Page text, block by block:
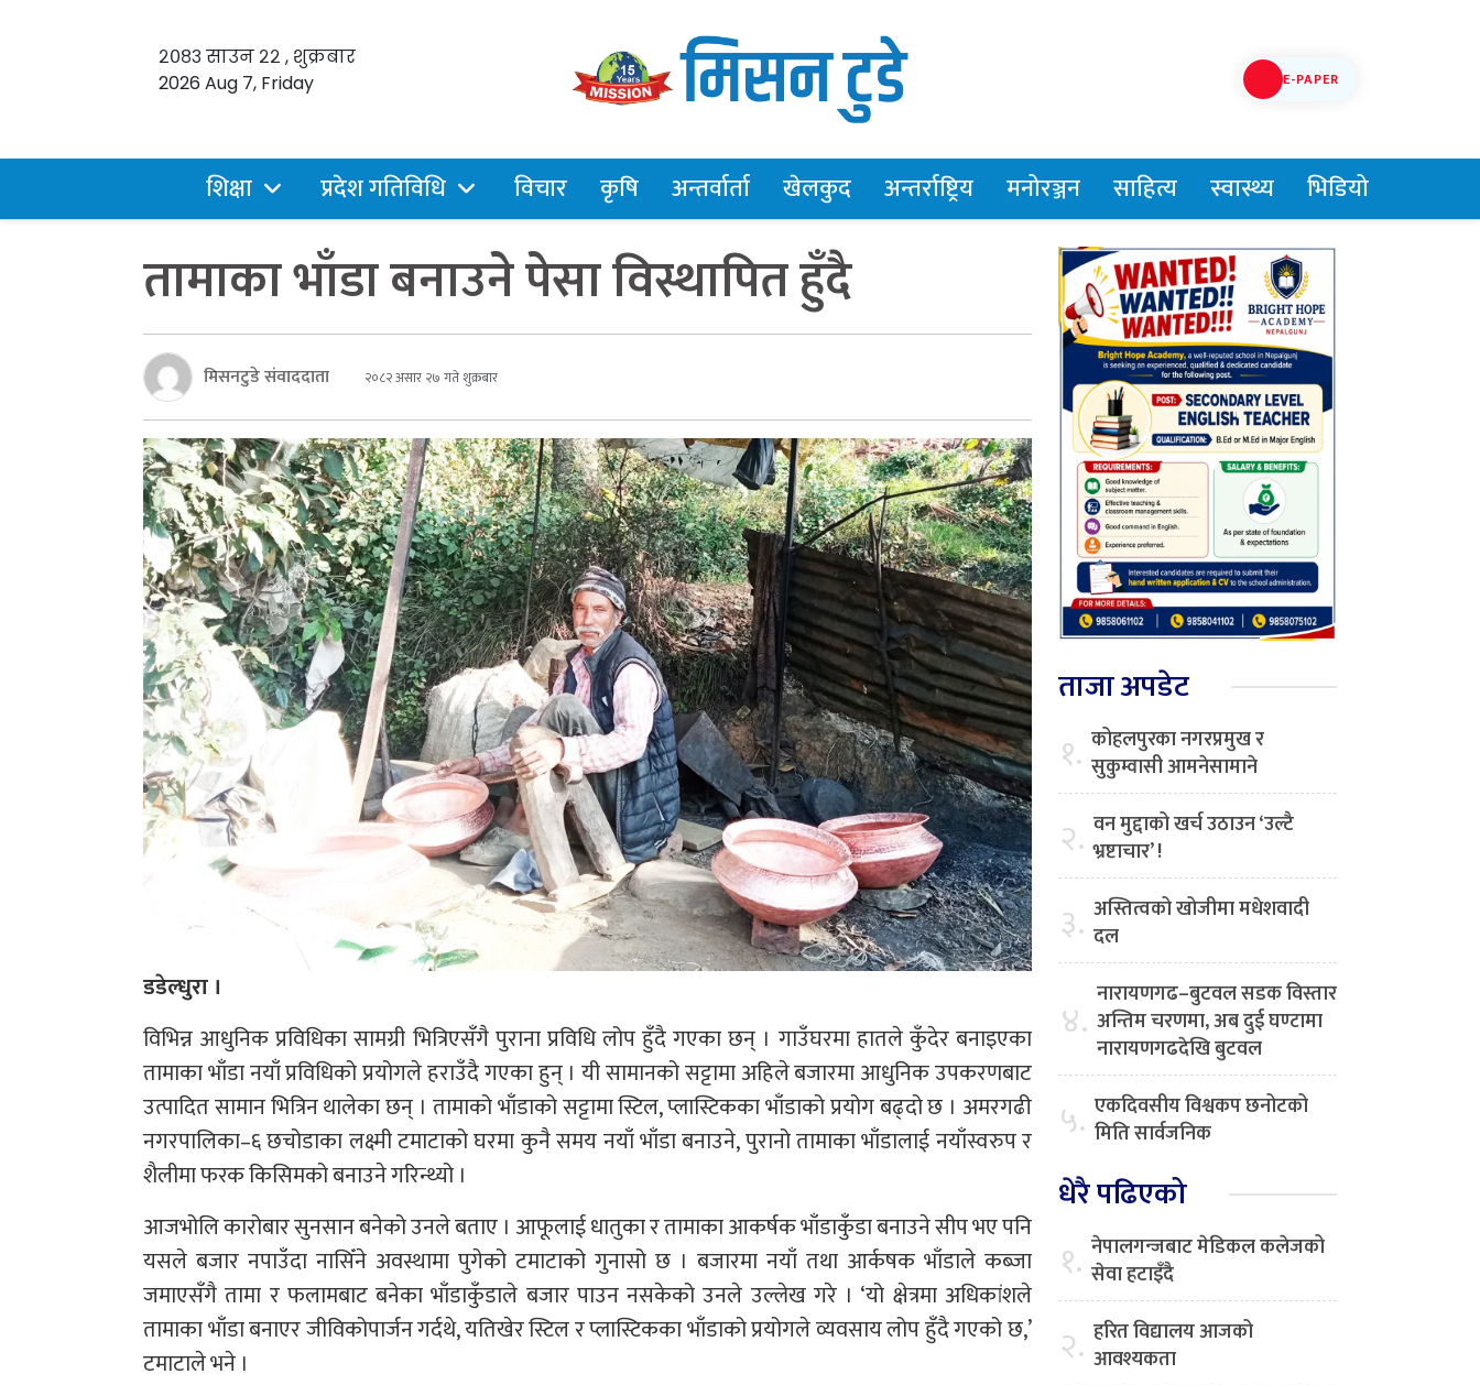
२०८३ साउन २२ , शुक्रबार
2026 Aug 7, Friday
E-PAPER
शिक्षा प्रदेश गतिविधि विचार कृषि अन्तर्वार्ता खेलकुद अन्तर्राष्ट्रिय मनोरञ्जन साहित्य स्वास्थ्य भिडियो
तामाका भाँडा बनाउने पेसा विस्थापित हुँदै
मिसनटुडे संवाददाता २०८२ असार २७ गते शुक्रबार
डडेल्धुरा ।
विभिन्न आधुनिक प्रविधिका सामग्री भित्रिएसँगै पुराना प्रविधि लोप हुँदै गएका छन् । गाउँघरमा हातले कुँदेर बनाइएका
तामाका भाँडा नयाँ प्रविधिको प्रयोगले हराउँदै गएका हुन् । यी सामानको सट्टामा अहिले बजारमा आधुनिक उपकरणबाट
उत्पादित सामान भित्रिन थालेका छन् । तामाको भाँडाको सट्टामा स्टिल, प्लास्टिकका भाँडाको प्रयोग बढ्दो छ । अमरगढी
नगरपालिका–६ छचोडाका लक्ष्मी टमाटाको घरमा कुनै समय नयाँ भाँडा बनाउने, पुरानो तामाका भाँडालाई नयाँस्वरुप र
शैलीमा फरक किसिमको बनाउने गरिन्थ्यो ।
आजभोलि कारोबार सुनसान बनेको उनले बताए । आफूलाई धातुका र तामाका आकर्षक भाँडाकुँडा बनाउने सीप भए पनि
यसले बजार नपाउँदा नासिँने अवस्थामा पुगेको टमाटाको गुनासो छ । बजारमा नयाँ तथा आर्कषक भाँडाले कब्जा
जमाएसँगै तामा र फलामबाट बनेका भाँडाकुँडाले बजार पाउन नसकेको उनले उल्लेख गरे । ‘यो क्षेत्रमा अधिकांशले
तामाका भाँडा बनाएर जीविकोपार्जन गर्दथे, यतिखेर स्टिल र प्लास्टिकका भाँडाको प्रयोगले व्यवसाय लोप हुँदै गएको छ,’
टमाटाले भने ।
ताजा अपडेट
१. कोहलपुरका नगरप्रमुख र
सुकुम्वासी आमनेसामाने
२. वन मुद्दाको खर्च उठाउन ‘उल्टै
भ्रष्टाचार’ !
३. अस्तित्वको खोजीमा मधेशवादी
दल
४. नारायणगढ–बुटवल सडक विस्तार
अन्तिम चरणमा, अब दुई घण्टामा
नारायणगढदेखि बुटवल
५. एकदिवसीय विश्वकप छनोटको
मिति सार्वजनिक
धेरै पढिएको
१. नेपालगन्जबाट मेडिकल कलेजको
सेवा हटाइँदै
२. हरित विद्यालय आजको
आवश्यकता